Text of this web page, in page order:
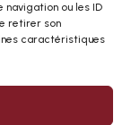
ou les ID
retirer son
caractéristiques